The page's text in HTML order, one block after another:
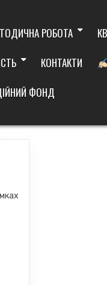
РОБОТА
КОНТАКТИ
ФОНД